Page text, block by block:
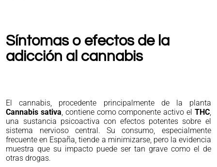
Síntomas o efectos de la
adicción al cannabis
El cannabis, procedente principalmente de la planta
Cannabis sativa, contiene como componente activo el THC,
una sustancia psicoactiva con efectos potentes sobre el
sistema nervioso central. Su consumo, especialmente
frecuente en España, tiende a minimizarse, pero la evidencia
muestra que su impacto puede ser tan grave como el de
otras drogas.